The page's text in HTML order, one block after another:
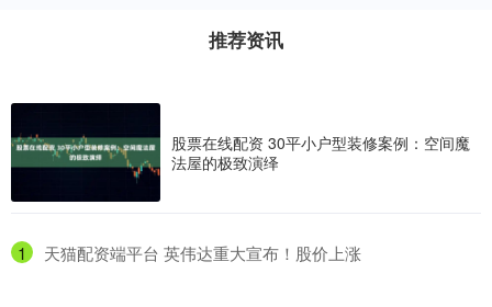
推荐资讯
股票在线配资 30平小户型装修案例：空间魔
法屋的极致演绎
1 ​天猫配资端平台 英伟达重大宣布！股价上涨